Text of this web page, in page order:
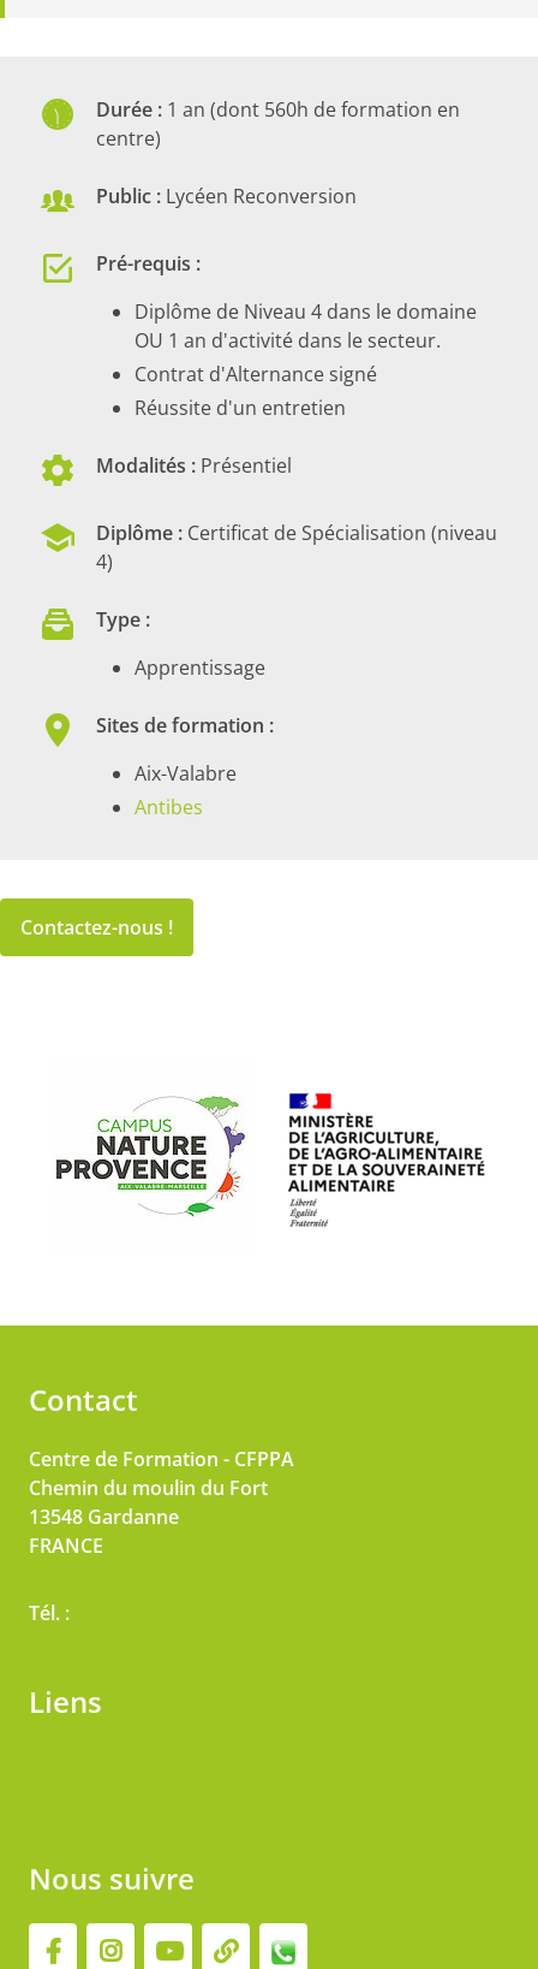
Durée : 1 an (dont 560h de formation en
centre)
Public : Lycéen Reconversion
Pré-requis :
Diplôme de Niveau 4 dans le domaine
OU 1 an d'activité dans le secteur.
Contrat d'Alternance signé
Réussite d'un entretien
Modalités : Présentiel
Diplôme : Certificat de Spécialisation (niveau
4)
Type :
Apprentissage
Sites de formation :
Aix-Valabre
Antibes
Contactez-nous !
Contact
Centre de Formation - CFPPA
Chemin du moulin du Fort
13548 Gardanne
FRANCE
Tél. :
Liens
Nous suivre